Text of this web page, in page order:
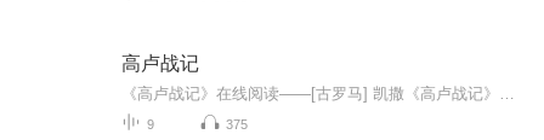
高卢战记
9 375